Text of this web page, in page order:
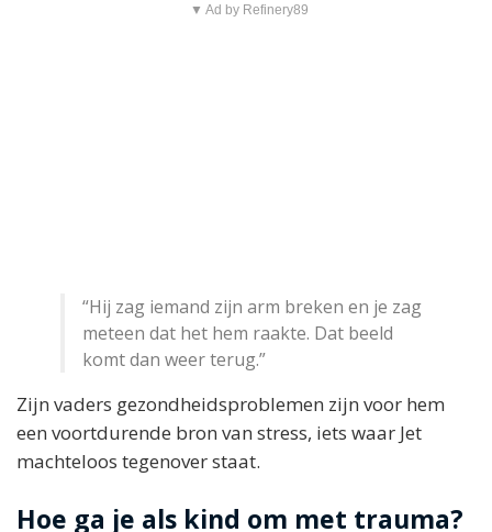
▼ Ad by Refinery89
“Hij zag iemand zijn arm breken en je zag
meteen dat het hem raakte. Dat beeld
komt dan weer terug.”
Zijn vaders gezondheidsproblemen zijn voor hem
een voortdurende bron van stress, iets waar Jet
machteloos tegenover staat.
Hoe ga je als kind om met trauma?